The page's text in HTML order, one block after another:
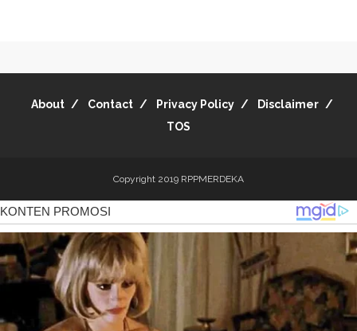
About Contact Privacy Policy
Disclaimer
TOS
Copyright 2019 RPPMERDEKA